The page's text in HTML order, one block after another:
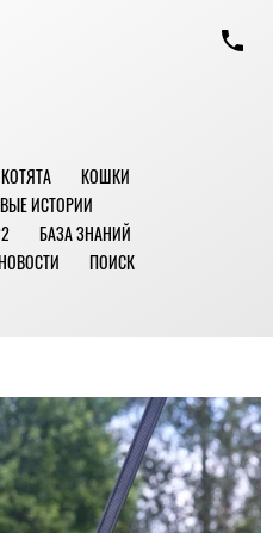
КОТЯТА
КОШКИ
ИСТОРИИ
БАЗА ЗНАНИЙ
ПОИСК